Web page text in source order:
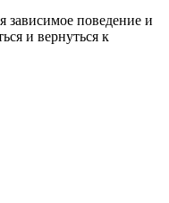
зависимое поведение и
и вернуться к